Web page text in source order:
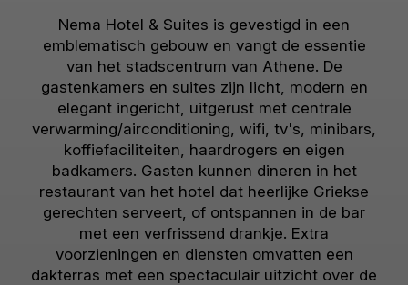
Nema Hotel & Suites is gevestigd in een
emblematisch gebouw en vangt de essentie
van het stadscentrum van Athene. De
gastenkamers en suites zijn licht, modern en
elegant ingericht, uitgerust met centrale
verwarming/airconditioning, wifi, tv's, minibars,
koffiefaciliteiten, haardrogers en eigen
badkamers. Gasten kunnen dineren in het
restaurant van het hotel dat heerlijke Griekse
gerechten serveert, of ontspannen in de bar
met een verfrissend drankje. Extra
voorzieningen en diensten omvatten een
dakterras met een spectaculair uitzicht over de